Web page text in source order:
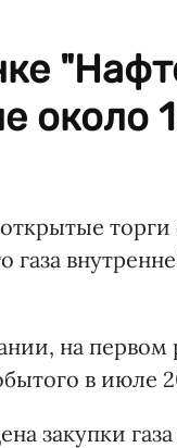
около
газа
на первом
в июле
закупки